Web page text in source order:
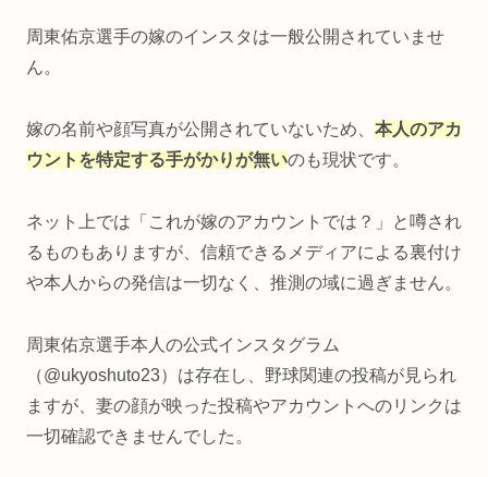
周東佑京選手の嫁のインスタは一般公開されていませ
ん。
嫁の名前や顔写真が公開されていないため、 本人のアカ
ウントを特定する手がかりが無いのも現状です。
ネット上では「これが嫁のアカウントでは？」と噂され
るものもありますが、信頼できるメディアによる裏付け
や本人からの発信は一切なく、推測の域に過ぎません。
周東佑京選手本人の公式インスタグラム
（@ukyoshuto23）は存在し、野球関連の投稿が見られ
ますが、妻の顔が映った投稿やアカウントへのリンクは
一切確認できませんでした。